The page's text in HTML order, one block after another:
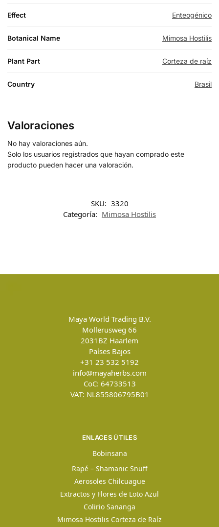
Effect Enteogénico
Botanical Name Mimosa Hostilis
Plant Part Corteza de raíz
Country Brasil
Valoraciones
No hay valoraciones aún.
Solo los usuarios registrados que hayan comprado este
producto pueden hacer una valoración.
SKU: 3320
Categoría: Mimosa Hostilis
Maya World Trading B.V.
Mollerusweg 66
2031BZ Haarlem
Países Bajos
+31 23 532 5192
info@mayaherbs.com
CoC: 64733513
VAT: NL855806795B01
ENLACES ÚTILES
Bobinsana
Rapé – Shamanic Snuff
Aerosoles Chilcuague
Extractos y Flores de Loto Azul
Colirio Sananga
Mimosa Hostilis Corteza de Raíz